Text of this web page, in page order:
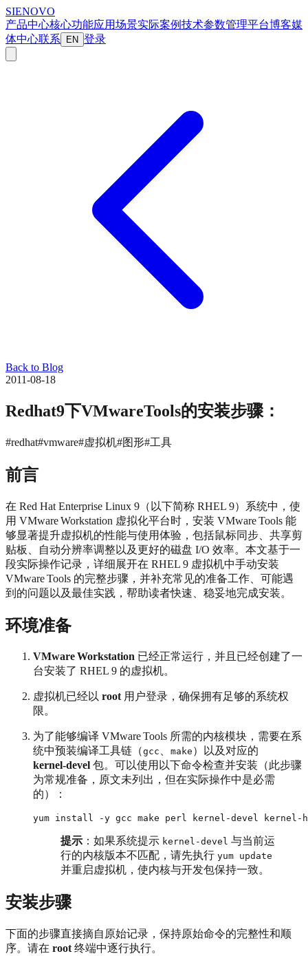
SIENOVO
产品中心核心功能应用场景实际案例技术参数管理平台博客媒
体中心联系 EN 登录
Back to Blog
2011-08-18
Redhat9下VMwareTools的安装步骤：
#redhat#vmware#虚拟机#图形#工具
前言
在 Red Hat Enterprise Linux 9（以下简称 RHEL 9）系统中，使
用 VMware Workstation 虚拟化平台时，安装 VMware Tools 能
够显著提升虚拟机的性能与使用体验，包括鼠标同步、共享剪
贴板、自动分辨率调整以及更好的磁盘 I/O 效率。本文基于一
段实际操作记录，详细展开在 RHEL 9 虚拟机中手动安装
VMware Tools 的完整步骤，并补充常见的准备工作、可能遇
到的问题以及最佳实践，帮助读者快速、稳妥地完成安装。
环境准备
VMware Workstation 已经正常运行，并且已经创建了一
台安装了 RHEL 9 的虚拟机。
虚拟机已经以 root用户登录，确保拥有足够的系统权
限。
为了能够编译 VMware Tools 所需的内核模块，需要在系
统中预装编译工具链（gcc 、 make ）以及对应的
kernel‑devel 包。可以使用以下命令检查并安装（此步骤
为常规准备，原文未列出，但在实际操作中是必需
的）：
提示 ：如果系统提示 kernel-devel 与当前运
行的内核版本不匹配，请先执行 yum update
并重启虚拟机，使内核与开发包保持一致。
安装步骤
下面的步骤直接摘自原始记录，保持原始命令的完整性和顺
序。请在 root 终端中逐行执行。